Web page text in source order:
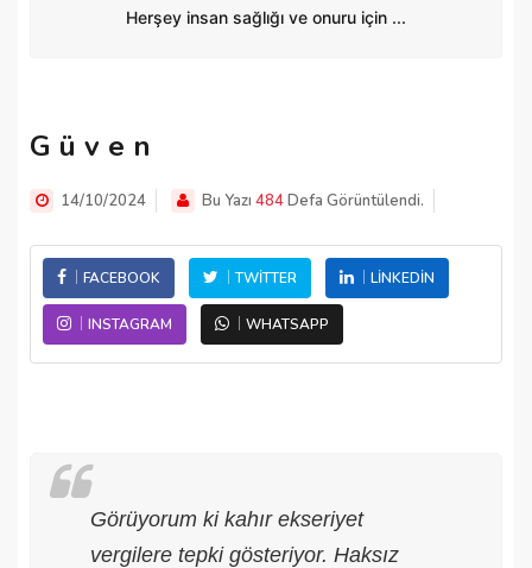
Herşey insan sağlığı ve onuru için ...
G ü v e n
14/10/2024 Bu Yazı 484Defa Görüntülendi.
FACEBOOK TWITTER LINKEDIN
INSTAGRAM WHATSAPP
Görüyorum ki kahır ekseriyet
vergilere tepki gösteriyor. Haksız